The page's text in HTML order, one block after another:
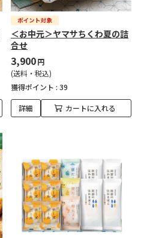
＜お中元＞ヤマサちくわ夏の詰
合せ
3,900円
(送料・税込)
獲得ポイント : 39
詳細 カートに入れる